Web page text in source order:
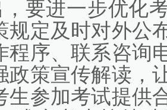
要进一步优化
规定及时对外公
程序、联系咨询
政策宣传解读，
生参加考试提供